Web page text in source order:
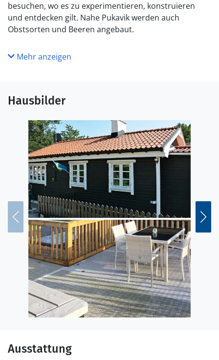
besuchen, wo es zu experimentieren, konstruieren
und entdecken gilt. Nahe Pukavik werden auch
Obstsorten und Beeren angebaut.
Mehr anzeigen
Hausbilder
Ausstattung